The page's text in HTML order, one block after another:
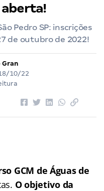
aberta!
Pedro SP: inscrições
de outubro de 2022!
Gran
10/22
GCM de Águas de
O objetivo da